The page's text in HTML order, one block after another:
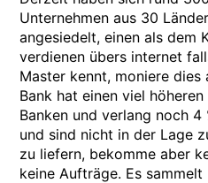
Unternehmen aus 30
angesiedelt, einen als dem
verdienen übers internet
Master kennt, moniere dies
Bank hat einen viel
Banken und verlang noch
und sind nicht in der Lage
zu liefern, bekomme aber
keine Aufträge. Es